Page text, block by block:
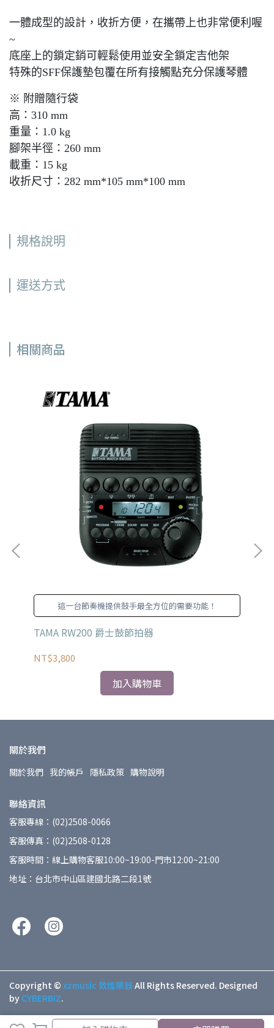
一體成型的設計，收折方便，在攜帶上也非常便利喔
~
底座上的鎖定銷可輕鬆使用並安全鎖定吉他架
特殊的SFF保護墊包覆在所有接觸點充分保護琴體
※ 附贈隨行袋
高：310 mm
重量：1.0 kg
腳架半徑：260 mm
載重：15 kg
收折尺寸：282 mm*105 mm*100 mm
規格說明
運送方式
相關商品
這一台節奏機提供鼓手最全方位的需要功能！
TAMA RW200 爵士鼓節拍器
NT$3,800
加入購物車
關於我們
關於我們 我的帳戶 隱私政策 購物說明
聯絡資訊
客服專線：(02)2508-0066
客服傳真：(02)2508-0128
客服時間：線上購物客服10:00~19:00-門市12:00~21:00
地址：台北市中山區建國北路二段1號
Copyright © xzmusic 敦煌樂器All Rights Reserved. Designed
by CYBERBIZ.